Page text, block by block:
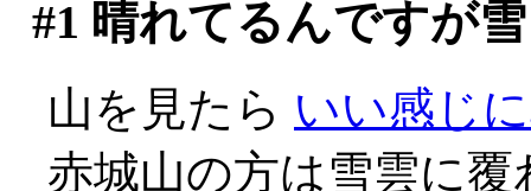
#1 晴れてるんですが
山を見たら いい感じ
赤城山の方は雪雲に